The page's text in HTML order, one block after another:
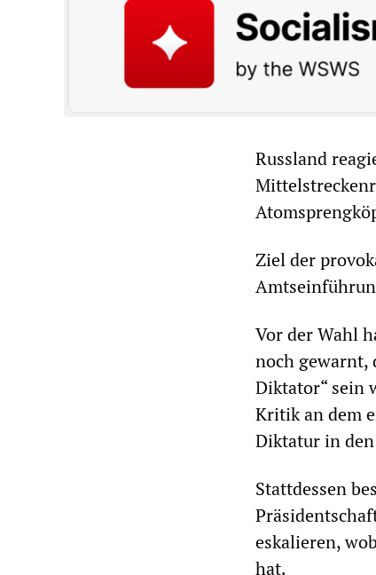
Russland
Ziel der
Vor der Wahl
noch gewarnt,
Diktator“ sein
Kritik an dem
Diktatur in
Stattdessen
eskalieren,
hat.